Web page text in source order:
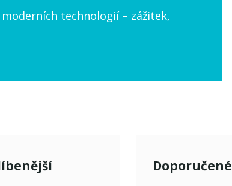
technologií – zážitek,
Doporučené